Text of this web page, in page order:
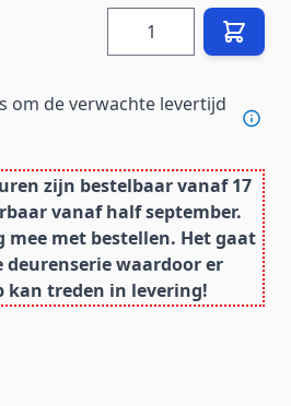
Hoeveelheid
om de verwachte levertijd
zijn bestelbaar vanaf 17
vanaf half september.
mee met bestellen. Het gaat
deurenserie waardoor er
kan treden in levering!